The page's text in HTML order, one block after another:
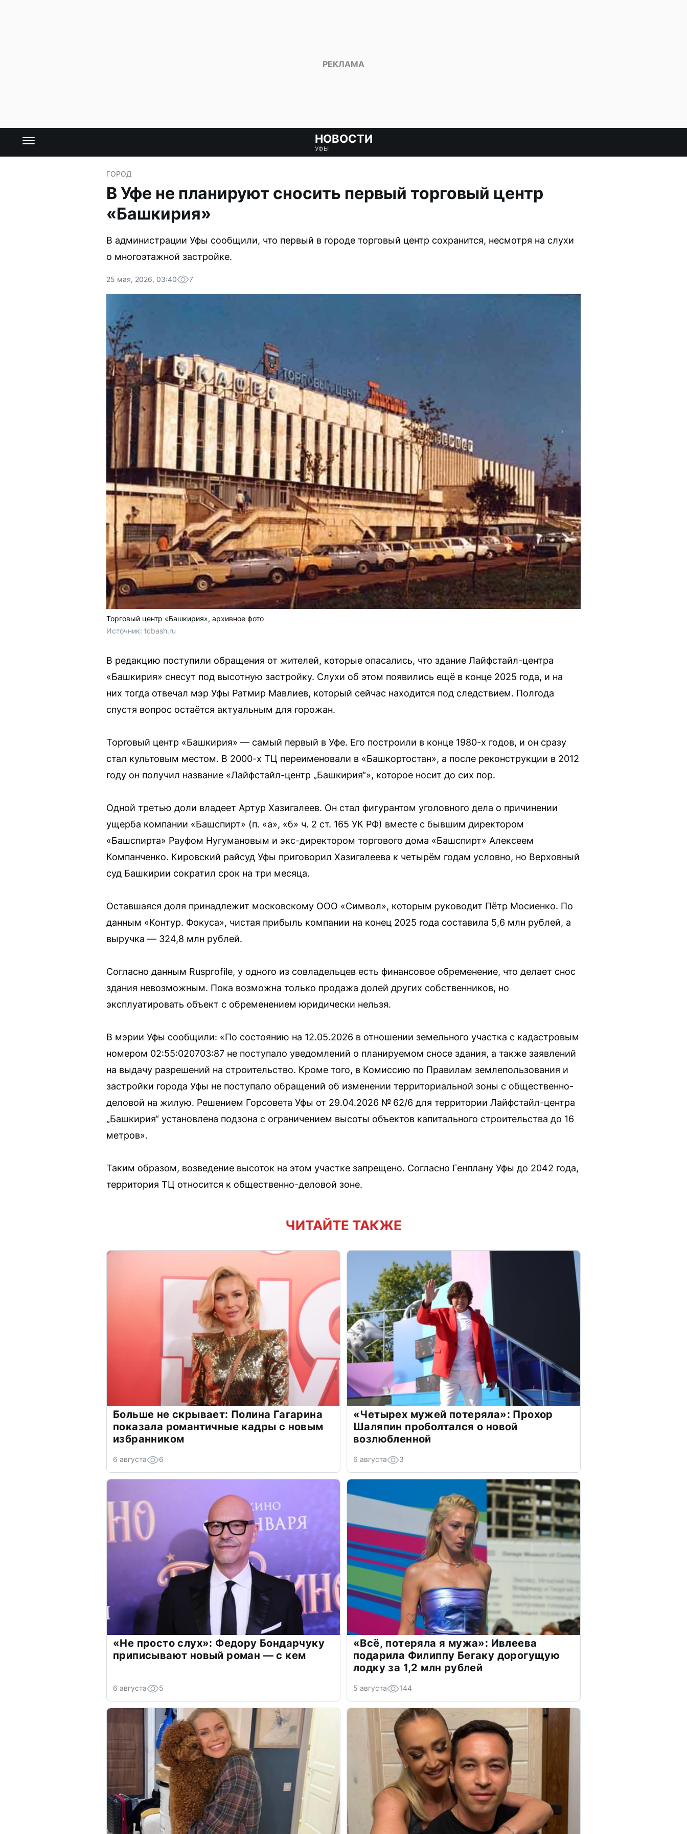
НОВОСТИ
УФЫ
ГОРОД
В Уфе не планируют сносить первый торговый центр
«Башкирия»
В администрации Уфы сообщили, что первый в городе торговый центр сохранится, несмотря на слухи
о многоэтажной застройке.
25 мая, 2026, 03:40 7
Торговый центр «Башкирия», архивное фото
Источник: tcbash.ru
В редакцию поступили обращения от жителей, которые опасались, что здание Лайфстайл-центра
«Башкирия» снесут под высотную застройку. Слухи об этом появились ещё в конце 2025 года, и на
них тогда отвечал мэр Уфы Ратмир Мавлиев, который сейчас находится под следствием. Полгода
спустя вопрос остаётся актуальным для горожан.
Торговый центр «Башкирия» — самый первый в Уфе. Его построили в конце 1980-х годов, и он сразу
стал культовым местом. В 2000-х ТЦ переименовали в «Башкортостан», а после реконструкции в 2012
году он получил название «Лайфстайл-центр „Башкирия“», которое носит до сих пор.
Одной третью доли владеет Артур Хазигалеев. Он стал фигурантом уголовного дела о причинении
ущерба компании «Башспирт» (п. «а», «б» ч. 2 ст. 165 УК РФ) вместе с бывшим директором
«Башспирта» Рауфом Нугумановым и экс-директором торгового дома «Башспирт» Алексеем
Компанченко. Кировский райсуд Уфы приговорил Хазигалеева к четырём годам условно, но Верховный
суд Башкирии сократил срок на три месяца.
Оставшаяся доля принадлежит московскому ООО «Символ», которым руководит Пётр Мосиенко. По
данным «Контур. Фокуса», чистая прибыль компании на конец 2025 года составила 5,6 млн рублей, а
выручка — 324,8 млн рублей.
Согласно данным Rusprofile, у одного из совладельцев есть финансовое обременение, что делает снос
здания невозможным. Пока возможна только продажа долей других собственников, но
эксплуатировать объект с обременением юридически нельзя.
В мэрии Уфы сообщили: «По состоянию на 12.05.2026 в отношении земельного участка с кадастровым
номером 02:55:020703:87 не поступало уведомлений о планируемом сносе здания, а также заявлений
на выдачу разрешений на строительство. Кроме того, в Комиссию по Правилам землепользования и
застройки города Уфы не поступало обращений об изменении территориальной зоны с общественно-
деловой на жилую. Решением Горсовета Уфы от 29.04.2026 № 62/6 для территории Лайфстайл-центра
„Башкирия“ установлена подзона с ограничением высоты объектов капитального строительства до 16
метров».
Таким образом, возведение высоток на этом участке запрещено. Согласно Генплану Уфы до 2042 года,
территория ТЦ относится к общественно-деловой зоне.
ЧИТАЙТЕ ТАКЖЕ
Больше не скрывает: Полина Гагарина
показала романтичные кадры с новым
избранником
6 августа 6
«Четырех мужей потеряла»: Прохор
Шаляпин проболтался о новой
возлюбленной
6 августа 3
«Не просто слух»: Федору Бондарчуку
приписывают новый роман — с кем
6 августа 5
«Всё, потеряла я мужа»: Ивлеева
подарила Филиппу Бегаку дорогущую
лодку за 1,2 млн рублей
5 августа 144